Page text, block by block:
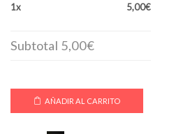
1x 5,00€
Subtotal 5,00€
AÑADIR AL CARRITO